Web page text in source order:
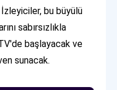
İzleyiciler, bu büyülü
sabırsızlıkla
başlayacak ve
sunacak.